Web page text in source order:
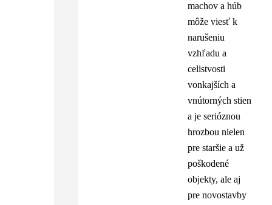
machov a húb
môže viesť k
narušeniu
vzhľadu a
celistvosti
vonkajších a
vnútorných stien
a je serióznou
hrozbou nielen
pre staršie a už
poškodené
objekty, ale aj
pre novostavby